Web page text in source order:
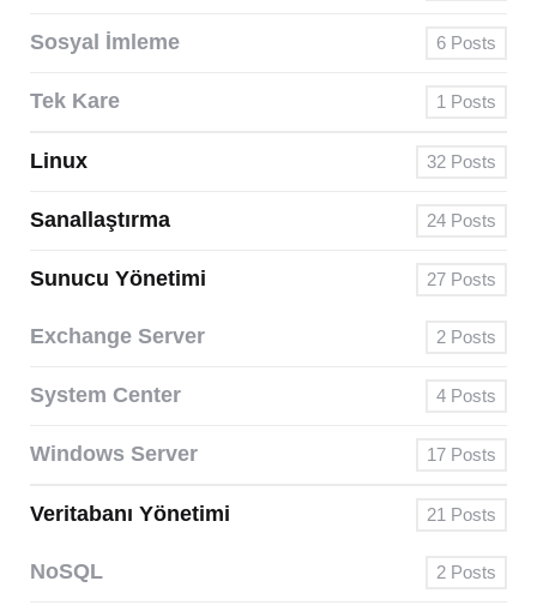
Sosyal İmleme 6 Posts
Tek Kare 1 Posts
Linux 32 Posts
Sanallaştırma 24 Posts
Sunucu Yönetimi 27 Posts
Exchange Server 2 Posts
System Center 4 Posts
Windows Server 17 Posts
Veritabanı Yönetimi 21 Posts
NoSQL 2 Posts